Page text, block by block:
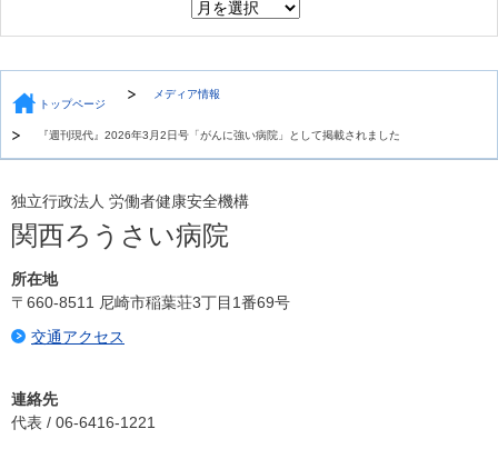
トップページ
メディア情報
『週刊現代』2026年3月2日号「がんに強い病院」として掲載されました
独立行政法人 労働者健康安全機構
関西ろうさい病院
所在地
〒660-8511 尼崎市稲葉荘3丁目1番69号
交通アクセス
連絡先
代表 / 06-6416-1221